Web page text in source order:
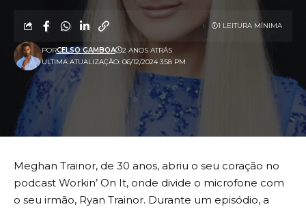
ULTIMA ATUALIZAÇÃO: 06/12/2024 3:58 PM
PORCELSO GAMBOA 2 ANOS ATRÁS
1 LEITURA MÍNIMA
Meghan Trainor, de 30 anos, abriu o seu coração no
podcast Workin’ On It, onde divide o microfone com
o seu irmão, Ryan Trainor. Durante um episódio, a